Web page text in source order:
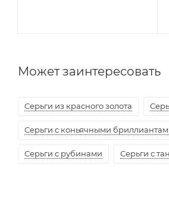
Может заинтересовать
Серьги из красного золота
Серьги с коньячными
Серьги с рубинами Серьги с